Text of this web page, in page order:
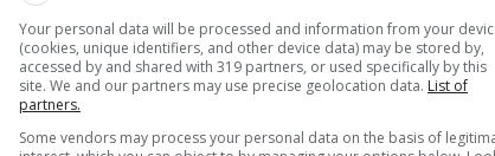
della città incontra la magia
promette di trasformare ogni visita in un
Chalets. Questo esclusivo rifugio è
pista di pattinaggio The Rink al
Your personal data will be processed and information from your
(cookies, unique identifiers, and other device data) may be stored by,
accessed by and shared with 319 partners, or used specifically by this
site. We and our partners may use precise geolocation data. List of
partners.
Some vendors may process your personal data on the basis of